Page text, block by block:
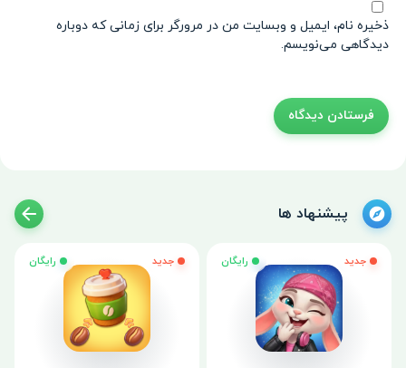
ذخیره نام، ایمیل و وبسایت من در مرورگر برای زمانی که دوباره
دیدگاهی می‌نویسم.
پیشنهاد ها
جدید رایگان جدید رایگان